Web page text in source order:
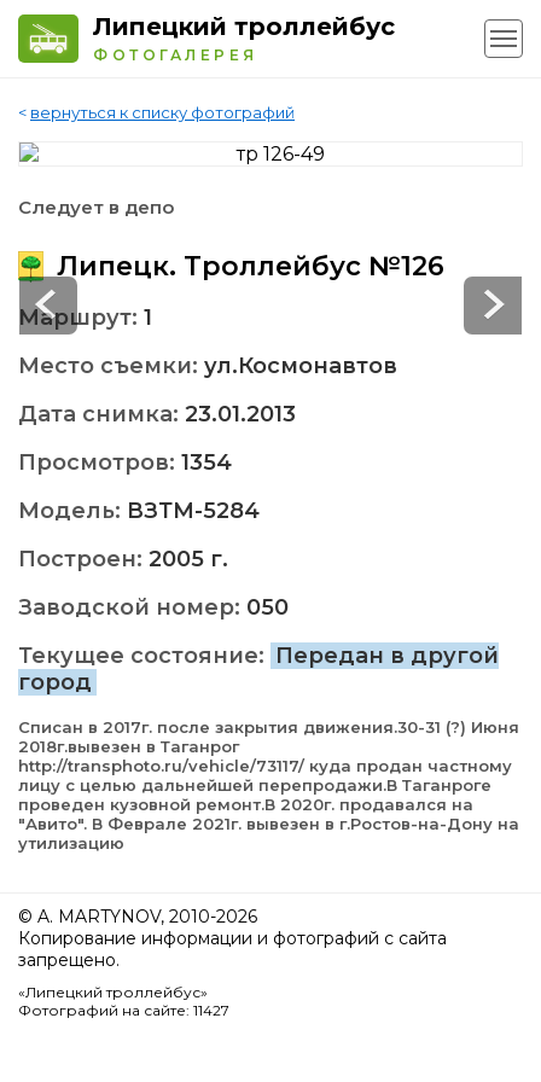
Липецкий троллейбус
ФОТОГАЛЕРЕЯ
< вернуться к списку фотографий
Следует в депо
Липецк. Троллейбус №126
Маршрут: 1
Место съемки: ул.Космонавтов
Дата снимка: 23.01.2013
Просмотров: 1354
Модель: ВЗТМ-5284
Построен: 2005 г.
Заводской номер: 050
Текущее состояние: Передан в другой
город
Списан в 2017г. после закрытия движения.30-31 (?) Июня
2018г.вывезен в Таганрог
http://transphoto.ru/vehicle/73117/ куда продан частному
лицу с целью дальнейшей перепродажи.В Таганроге
проведен кузовной ремонт.В 2020г. продавался на
"Авито". В Феврале 2021г. вывезен в г.Ростов-на-Дону на
утилизацию
© A. MARTYNOV, 2010-2026
Копирование информации и фотографий с сайта
запрещено.
«Липецкий троллейбус»
Фотографий на сайте: 11427